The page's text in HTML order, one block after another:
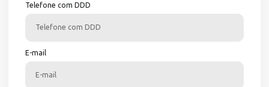
Telefone com DDD
E-mail